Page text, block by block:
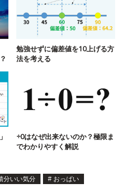
勉強せずに偏差値を10上げる方
法を考える
÷0はなぜ出来ないのか？極限ま
でわかりやすく解説
分いい気分 # おっぱい